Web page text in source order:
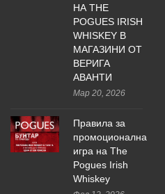
НА THE
POGUES IRISH
WHISKEY В
МАГАЗИНИ ОТ
ВЕРИГА
АВАНТИ
Мар 20, 2026
Правила за
промоционална
игра на The
Pogues Irish
Whiskey